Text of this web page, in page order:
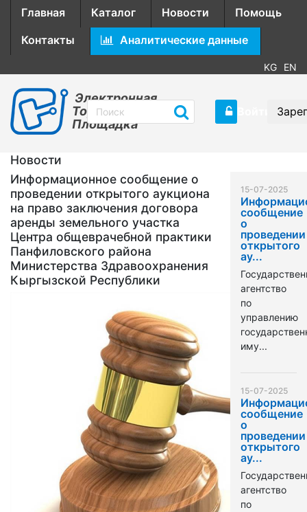
Главная Каталог Новости
Помощь
Контакты
Аналитические данные
KG EN
Электронная
Торговая
Площадка
Новости
Информационное сообщение о
проведении открытого аукциона
на право заключения договора
аренды земельного участка
Центра общеврачебной практики
Панфиловского района
Министерства Здравоохранения
Кыргызской Республики
15-07-2025
сообщение
о
проведении
открытого
ау...
агентство
по
управлению
иму...
15-07-2025
сообщение
о
проведении
открытого
ау...
агентство
по